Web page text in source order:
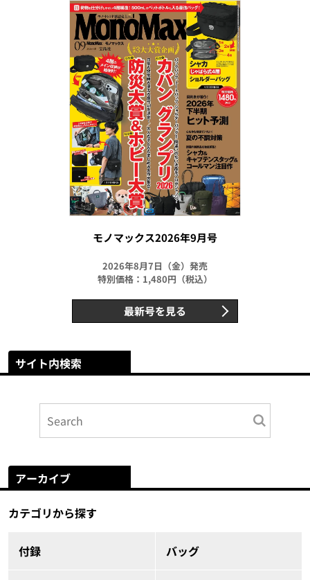
モノマックス2026年9月号
2026年8月7日（金）発売
特別価格：1,480円（税込）
最新号を見る
サイト内検索
アーカイブ
カテゴリから探す
付録 バッグ